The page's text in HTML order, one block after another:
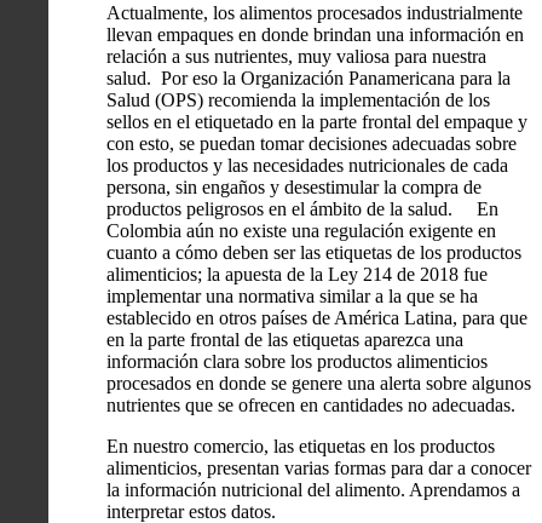
Actualmente, los alimentos procesados industrialmente
llevan empaques en donde brindan una información en
relación a sus nutrientes, muy valiosa para nuestra
salud. Por eso la Organización Panamericana para la
Salud (OPS) recomienda la implementación de los
sellos en el etiquetado en la parte frontal del empaque y
con esto, se puedan tomar decisiones adecuadas sobre
los productos y las necesidades nutricionales de cada
persona, sin engaños y desestimular la compra de
productos peligrosos en el ámbito de la salud. En
Colombia aún no existe una regulación exigente en
cuanto a cómo deben ser las etiquetas de los productos
alimenticios; la apuesta de la Ley 214 de 2018 fue
implementar una normativa similar a la que se ha
establecido en otros países de América Latina, para que
en la parte frontal de las etiquetas aparezca una
información clara sobre los productos alimenticios
procesados en donde se genere una alerta sobre algunos
nutrientes que se ofrecen en cantidades no adecuadas.
En nuestro comercio, las etiquetas en los productos
alimenticios, presentan varias formas para dar a conocer
la información nutricional del alimento. Aprendamos a
interpretar estos datos.